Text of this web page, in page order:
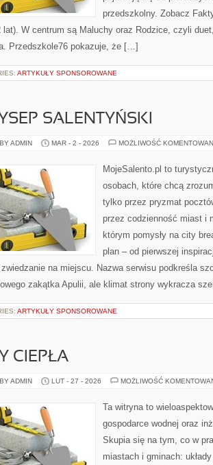
przedszkolny. Zobacz
lat). W centrum są Maluchy oraz Rodzice, czyli
Przedszkole76 pokazuje, że […]
ARTYKUŁY SPONSOROWANE
SALENTYŃSKI
ADMIN MAR - 2 - 2026 MOŻLIWOŚĆ
MojeSalento.pl to
osobach, które chcą
tylko przez pryzmat
przez codzienność miast i
którym pomysły na city
plan – od pierwszej
na miejscu. Nazwa serwisu podkreśla
zakątka Apulii, ale klimat strony wykracza
ARTYKUŁY SPONSOROWANE
CIEPŁA
ADMIN LUT - 27 - 2026 MOŻLIWOŚĆ
Ta witryna to
gospodarce wodnej oraz
Skupia się na tym, co w
miastach i gminach: